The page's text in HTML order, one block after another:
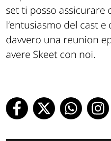
set ti posso assicurare
l’entusiasmo del cast
davvero una reunion
avere Skeet con noi.